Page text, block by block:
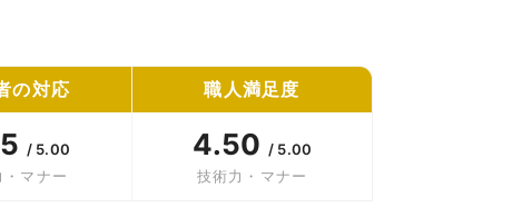
の対応
/ 5.00
マナー
職人満足度
4.50 / 5.00
技術力・マナー